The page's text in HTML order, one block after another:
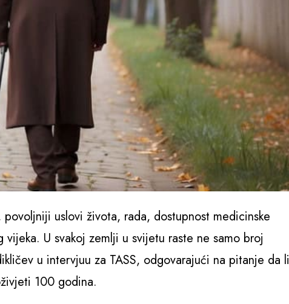
povoljniji uslovi života, rada, dostupnost medicinske
U svakoj zemlji u svijetu raste ne samo broj
u intervjuu za TASS, odgovarajući na pitanje da li
100 godina.